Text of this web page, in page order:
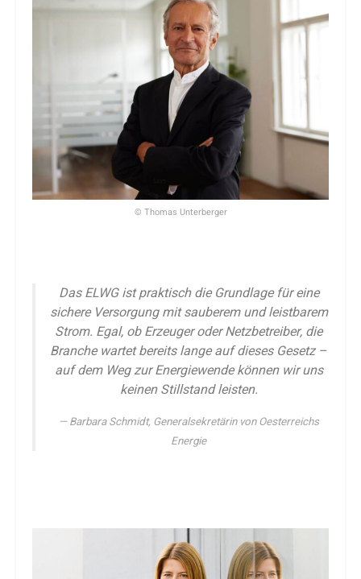
© Thomas Unterberger
Das ELWG ist praktisch die Grundlage für eine
sichere Versorgung mit sauberem und leistbarem
Strom. Egal, ob Erzeuger oder Netzbetreiber, die
Branche wartet bereits lange auf dieses Gesetz –
auf dem Weg zur Energiewende können wir uns
keinen Stillstand leisten.
Barbara Schmidt, Generalsekretärin von Oesterreichs
Energie